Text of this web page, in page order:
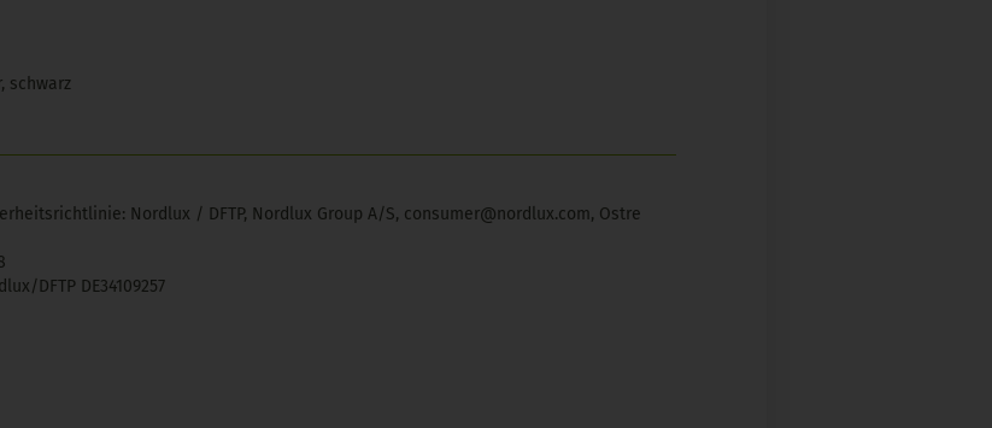
schwarz
Nordlux / DFTP, Nordlux Group A/S, consumer@nordlux.com, Ostre
DFTP DE34109257